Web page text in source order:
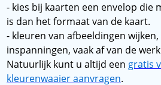
- kies bij kaarten een envelop die
is dan het formaat van de kaart.
- kleuren van afbeeldingen
inspanningen, vaak af van de
Natuurlijk kunt u altijd een gratis
kleurenwaaier aanvragen.